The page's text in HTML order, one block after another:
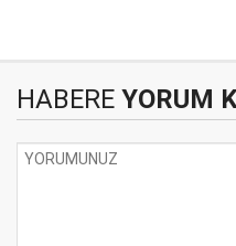
HABERE YORUM